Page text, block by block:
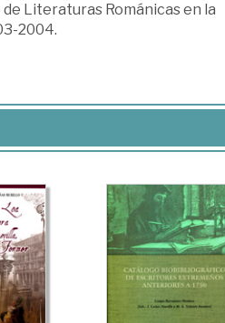
Literaturas Románicas en la
2004.